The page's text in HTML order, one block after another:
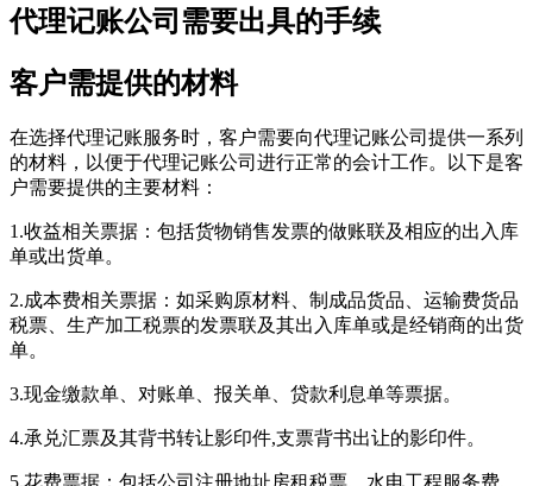
代理记账公司需要出具的手续
客户需提供的材料
在选择代理记账服务时，客户需要向代理记账公司提供一系列
的材料，以便于代理记账公司进行正常的会计工作。以下是客
户需要提供的主要材料：
1.收益相关票据：包括货物销售发票的做账联及相应的出入库
单或出货单。
2.成本费相关票据：如采购原材料、制成品货品、运输费货品
税票、生产加工税票的发票联及其出入库单或是经销商的出货
单。
3.现金缴款单、对账单、报关单、贷款利息单等票据。
4.承兑汇票及其背书转让影印件,支票背书出让的影印件。
5.花费票据：包括公司注册地址房租税票、水电工程服务费、